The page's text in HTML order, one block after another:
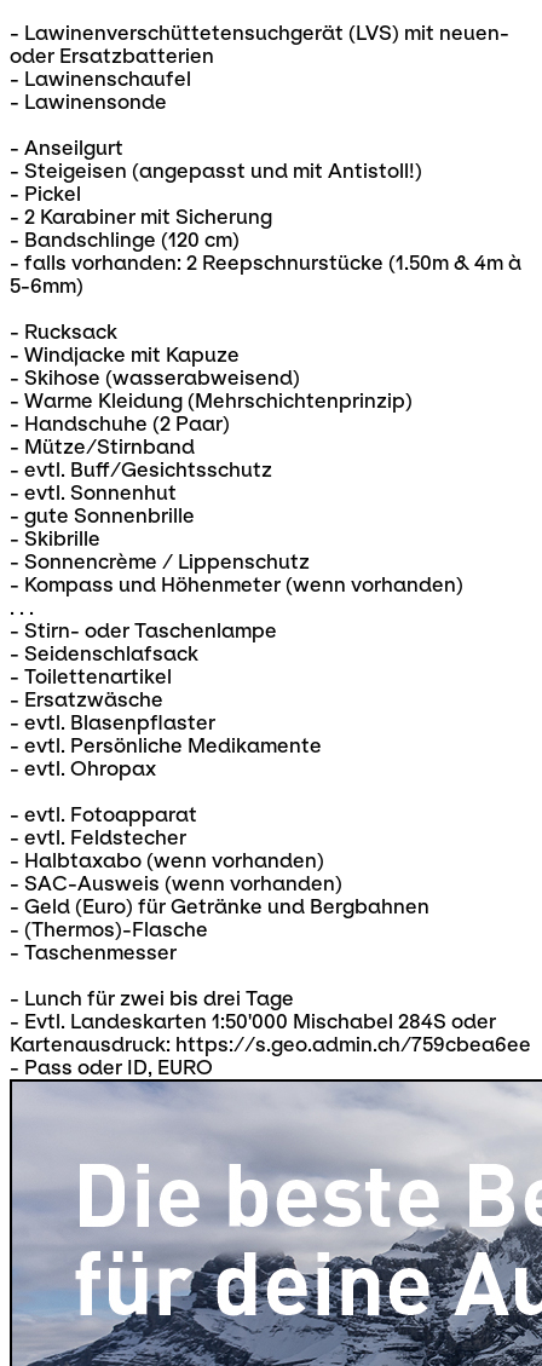
- Lawinenverschüttetensuchgerät (LVS) mit neuen-
oder Ersatzbatterien
- Lawinenschaufel
- Lawinensonde
- Anseilgurt
- Steigeisen (angepasst und mit Antistoll!)
- Pickel
- 2 Karabiner mit Sicherung
- Bandschlinge (120 cm)
- falls vorhanden: 2 Reepschnurstücke (1.50m & 4m à
5-6mm)
- Rucksack
- Windjacke mit Kapuze
- Skihose (wasserabweisend)
- Warme Kleidung (Mehrschichtenprinzip)
- Handschuhe (2 Paar)
- Mütze/Stirnband
- evtl. Buff/Gesichtsschutz
- evtl. Sonnenhut
- gute Sonnenbrille
- Skibrille
- Sonnencrème / Lippenschutz
- Kompass und Höhenmeter (wenn vorhanden)
. . .
- Stirn- oder Taschenlampe
- Seidenschlafsack
- Toilettenartikel
- Ersatzwäsche
- evtl. Blasenpflaster
- evtl. Persönliche Medikamente
- evtl. Ohropax
- evtl. Fotoapparat
- evtl. Feldstecher
- Halbtaxabo (wenn vorhanden)
- SAC-Ausweis (wenn vorhanden)
- Geld (Euro) für Getränke und Bergbahnen
- (Thermos)-Flasche
- Taschenmesser
- Lunch für zwei bis drei Tage
- Evtl. Landeskarten 1:50'000 Mischabel 284S oder
Kartenausdruck: https://s.geo.admin.ch/759cbea6ee
- Pass oder ID, EURO